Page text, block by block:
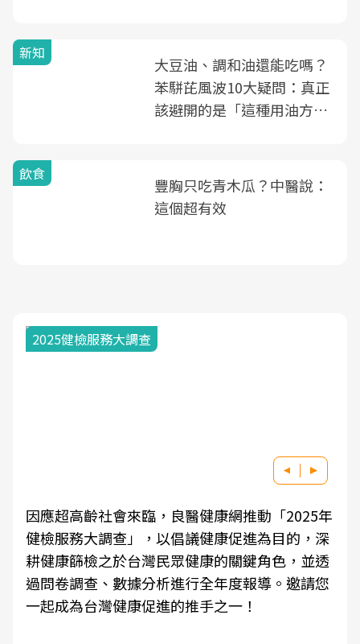
新知
大豆油、調和油還能吃嗎？
苯駢芘風波10大疑問：真正
該避開的是「這種用油方
飲食
豐胸只吃青木瓜？中醫說：
這個超有效
2025健檢服務大調查
因應超高齡社會來臨，良醫健康網推動「2025年
健檢服務大調查」，以倡議健康促進為目的，深
耕健康篩檢之於台灣民眾健康的關鍵角色，並透
過問卷調查、數據分析進行全年度報導。邀請您
一起成為台灣健康促進的推手之一！